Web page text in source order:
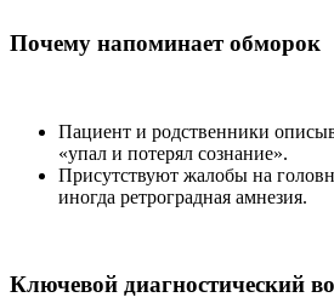
Почему напоминает обморок
Пациент и родственники
«упал и потерял сознание».
Присутствуют жалобы на
иногда ретроградная амнезия.
Ключевой диагностический